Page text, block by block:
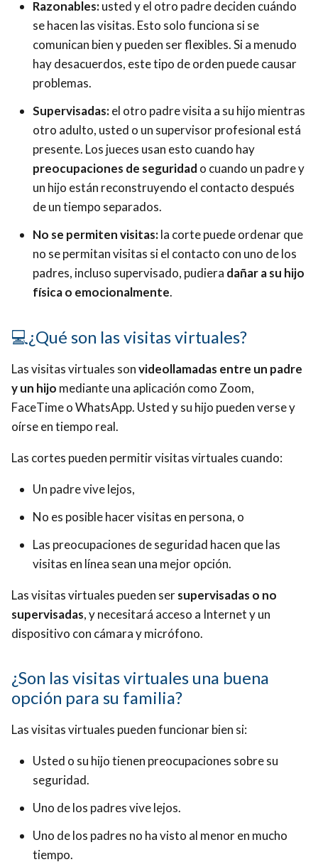
Razonables:usted y el otro padre deciden cuándo
se hacen las visitas. Esto solo funciona si se
comunican bien y pueden ser flexibles. Si a menudo
hay desacuerdos, este tipo de orden puede causar
problemas.
Supervisadas:el otro padre visita a su hijo mientras
otro adulto, usted o un supervisor profesional está
presente. Los jueces usan esto cuando hay
preocupaciones de seguridad o cuando un padre y
un hijo están reconstruyendo el contacto después
de un tiempo separados.
No se permiten visitas:la corte puede ordenar que
no se permitan visitas si el contacto con uno de los
padres, incluso supervisado, pudiera dañar a su hijo
física o emocionalmente.
💻¿Qué son las visitas virtuales?
Las visitas virtuales sonvideollamadas entre un padre
y un hijo mediante una aplicación como Zoom,
FaceTime o WhatsApp. Usted y su hijo pueden verse y
oírse en tiempo real.
Las cortes pueden permitir visitas virtuales cuando:
Un padre vive lejos,
No es posible hacer visitas en persona, o
Las preocupaciones de seguridad hacen que las
visitas en línea sean una mejor opción.
Las visitas virtuales pueden sersupervisadas o no
supervisadas, y necesitará acceso a Internet y un
dispositivo con cámara y micrófono.
¿Son las visitas virtuales una buena
opción para su familia?
Las visitas virtuales pueden funcionar bien si:
Usted o su hijo tienen preocupaciones sobre su
seguridad.
Uno de los padres vive lejos.
Uno de los padres no ha visto al menor en mucho
tiempo.